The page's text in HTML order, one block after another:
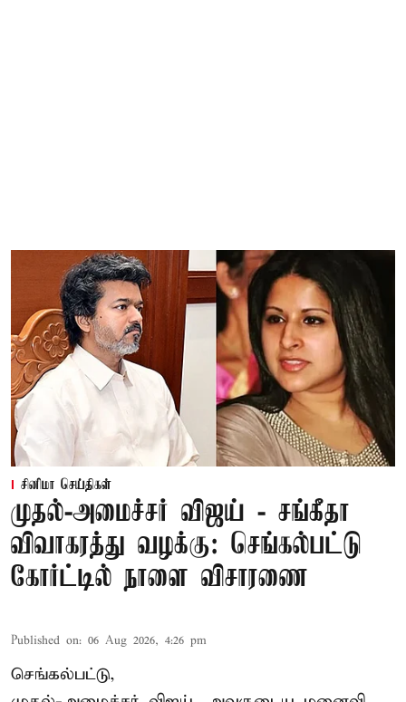
சினிமா செய்திகள்
முதல்-அமைச்சர் விஜய் - சங்கீதா
விவாகரத்து வழக்கு: செங்கல்பட்டு
கோர்ட்டில் நாளை விசாரணை
Published on: 06 Aug 2026, 4:26 pm
செங்கல்பட்டு,